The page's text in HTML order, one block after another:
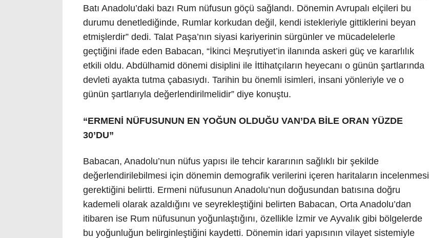
Batı Anadolu’daki bazı Rum nüfusun göçü sağlandı. Dönemin Avrupalı elçileri bu
durumu denetlediğinde, Rumlar korkudan değil, kendi istekleriyle gittiklerini beyan
etmişlerdir” dedi. Talat Paşa’nın siyasi kariyerinin sürgünler ve mücadelelerle
geçtiğini ifade eden Babacan, “İkinci Meşrutiyet’in ilanında askeri güç ve kararlılık
etkili oldu. Abdülhamid dönemi disiplini ile İttihatçıların heyecanı o günün şartlarında
devleti ayakta tutma çabasıydı. Tarihin bu önemli isimleri, insani yönleriyle ve o
günün şartlarıyla değerlendirilmelidir” diye konuştu.
“ERMENİ NÜFUSUNUN EN YOĞUN OLDUĞU VAN’DA BİLE ORAN YÜZDE
30’DU”
Babacan, Anadolu’nun nüfus yapısı ile tehcir kararının sağlıklı bir şekilde
değerlendirilebilmesi için dönemin demografik verilerini içeren haritaların incelenmesi
gerektiğini belirtti. Ermeni nüfusunun Anadolu’nun doğusundan batısına doğru
kademeli olarak azaldığını ve seyrekleştiğini belirten Babacan, Orta Anadolu’dan
itibaren ise Rum nüfusunun yoğunlaştığını, özellikle İzmir ve Ayvalık gibi bölgelerde
bu yoğunluğun belirginleştiğini kaydetti. Dönemin idari yapısının vilayet sistemiyle